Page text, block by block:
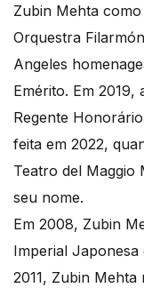
Zubin Mehta
Orquestra
Angeles
Emérito. Em
Regente
feita em 2022,
Teatro del Maggio
seu nome.
Em 2008, Zubin
Imperial Japonesa
2011, Zubin